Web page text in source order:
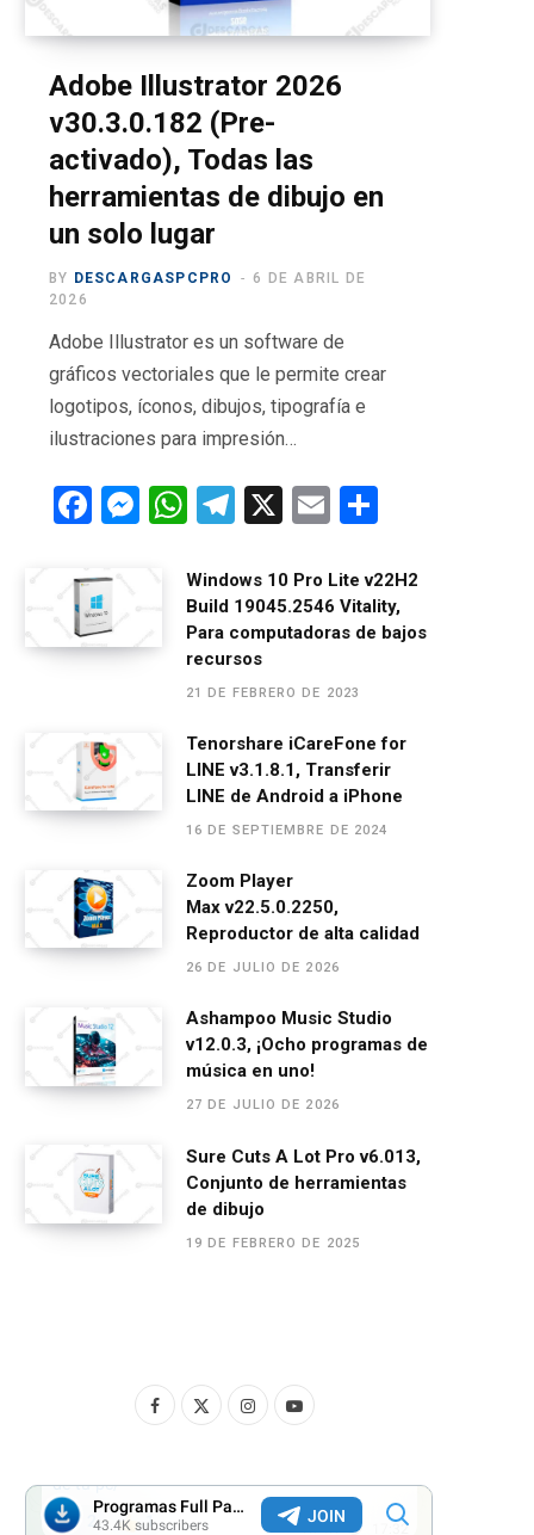
k e
r
)
a
m
m
Adobe Illustrator 2026
v30.3.0.182 (Pre-
activado), Todas las
herramientas de dibujo en
un solo lugar
BY DESCARGASPCPRO
6 DE ABRIL DE
2026
Adobe Illustrator es un software de
gráficos vectoriales que le permite crear
logotipos, íconos, dibujos, tipografía e
ilustraciones para impresión…
F
ce
b
o
k
M
g
W
at
s
A
p
p
T
e
gr
a
m
X
E
ail m
p
Windows 10 Pro Lite v22H2
Build 19045.2546 Vitality,
Para computadoras de bajos
recursos
21 DE FEBRERO DE 2023
Tenorshare iCareFone for
LINE v3.1.8.1, Transferir
LINE de Android a iPhone
16 DE SEPTIEMBRE DE 2024
Zoom Player
Max v22.5.0.2250,
Reproductor de alta calidad
26 DE JULIO DE 2026
Ashampoo Music Studio
v12.0.3, ¡Ocho programas de
música en uno!
27 DE JULIO DE 2026
Sure Cuts A Lot Pro v6.013,
Conjunto de herramientas
de dibujo
19 DE FEBRERO DE 2025
F
c
e
T
I
s
Y
u
T